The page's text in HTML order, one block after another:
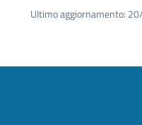
Ultimo aggiornamento: